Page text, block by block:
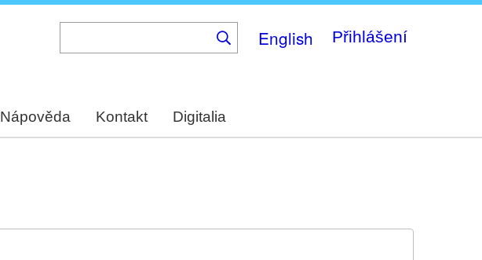
English Přihlášení
Nápověda Kontakt Digitalia